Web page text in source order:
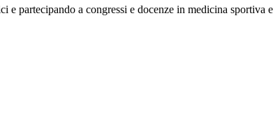
partecipando a congressi e docenze in medicina sportiva e